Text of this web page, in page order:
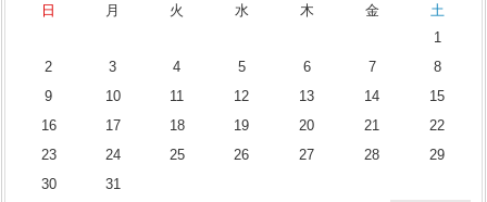
日 月 火 水 木 金
土
1
2
3 4 5 6 7
8
9
10 11 12 13 14
15
16
17 18 19 20 21
22
23
24 25 26 27 28
29
30
31